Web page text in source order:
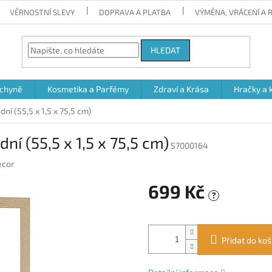
VĚRNOSTNÍ SLEVY DOPRAVA A PLATBA VÝMĚNA, VRÁCENÍ A
HLEDAT
Kosmetika a Parfémy Zdraví a Krása Hračky a
(55,5 x 1,5 x 75,5 cm)
(55,5 x 1,5 x 75,5 cm) S7000164
699 Kč ?
cena:
Přidat do